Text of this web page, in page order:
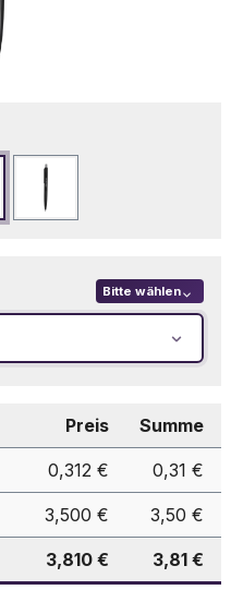
Silber
Bitte wählen
Preis Summe
0,312 € 0,31 €
3,500 € 3,50 €
3,810 € 3,81 €